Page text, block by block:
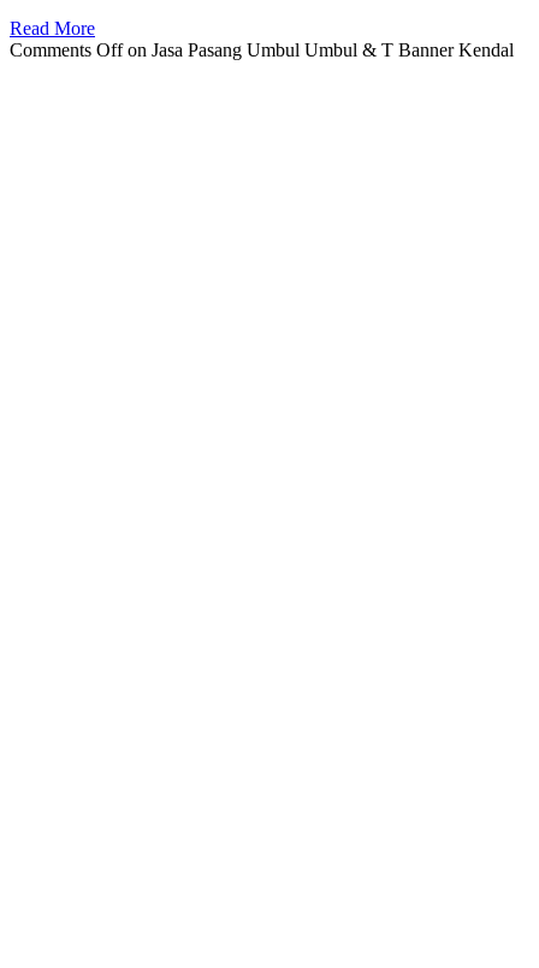
Read More
Comments Offon Jasa Pasang Umbul Umbul & T Banner Kendal